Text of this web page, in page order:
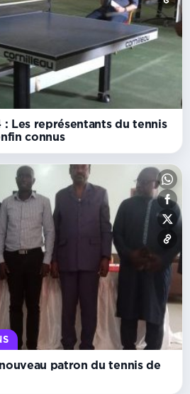
Les représentants du tennis
connus
patron du tennis de